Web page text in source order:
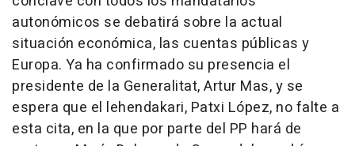
autonómicos se debatirá sobre la actual
situación económica, las cuentas públicas y
Europa. Ya ha confirmado su presencia el
presidente de la Generalitat, Artur Mas, y se
espera que el lehendakari, Patxi López, no falte a
esta cita, en la que por parte del PP hará de